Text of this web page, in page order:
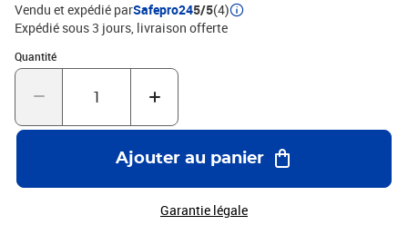
Vendu et expédié parSafepro245/5(4)
Expédié sous 3 jours livraison offerte
Quantité
Quantité : 1
Ajouter au panier
Garantie légale